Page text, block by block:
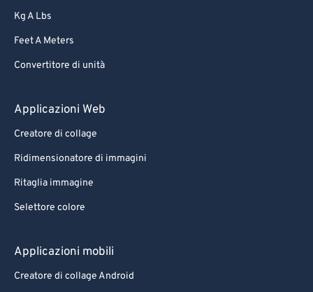
Kg A Lbs
Feet A Meters
Convertitore di unità
Applicazioni Web
Creatore di collage
Ridimensionatore di immagini
Ritaglia immagine
Selettore colore
Applicazioni mobili
Creatore di collage Android